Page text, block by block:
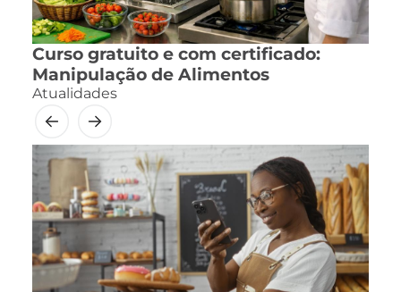
Curso gratuito e com certificado:
Manipulação de Alimentos
Atualidades